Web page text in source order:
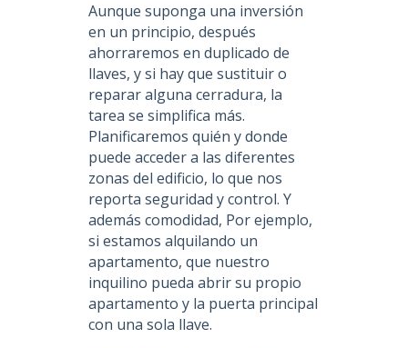
Aunque suponga una inversión
en un principio, después
ahorraremos en duplicado de
llaves, y si hay que sustituir o
reparar alguna cerradura, la
tarea se simplifica más.
Planificaremos quién y donde
puede acceder a las diferentes
zonas del edificio, lo que nos
reporta seguridad y control. Y
además comodidad, Por ejemplo,
si estamos alquilando un
apartamento, que nuestro
inquilino pueda abrir su propio
apartamento y la puerta principal
con una sola llave.